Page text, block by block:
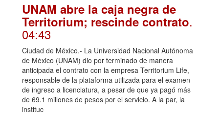
UNAM abre la caja negra de
Territorium; rescinde contrato.
04:43
Ciudad de México.- La Universidad Nacional Autónoma
de México (UNAM) dio por terminado de manera
anticipada el contrato con la empresa Territorium Life,
responsable de la plataforma utilizada para el examen
de ingreso a licenciatura, a pesar de que ya pagó más
de 69.1 millones de pesos por el servicio. A la par, la
instituc